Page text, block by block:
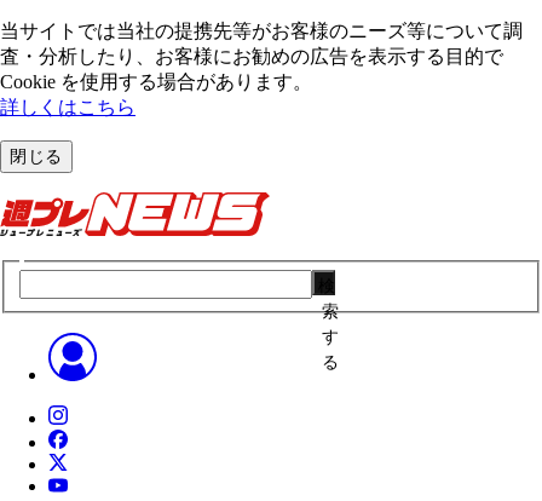
当サイトでは当社の提携先等がお客様のニーズ等について調
査・分析したり、お客様にお勧めの広告を表⽰する⽬的で
Cookie を使⽤する場合があります。
詳しくはこちら
閉じる
索
す
る